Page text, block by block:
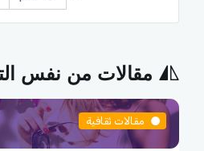
مقالات من نفس